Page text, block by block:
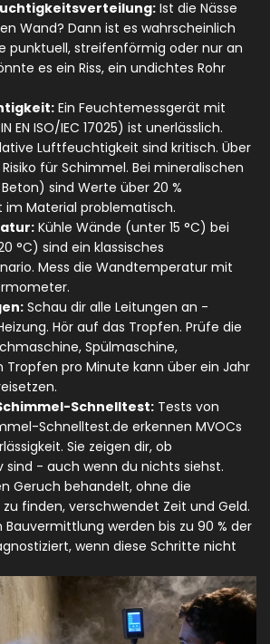
Ist die Nässe
Wand? Dann ist es wahrscheinlich
punktuell, streifenförmig oder nur an
es ein Riss, ein undichtes Rohr
Ein Feuchtemessgerät mit
EN ISO/IEC 17025) ist unerlässlich.
Luftfeuchtigkeit sind kritisch. Über
für Schimmel. Bei mineralischen
sind Werte über 20 %
im Material problematisch.
Kühle Wände (unter 15 °C) bei
°C) sind ein klassisches
Mess die Wandtemperatur mit
Schau dir alle Leitungen an -
Hör auf das Tropfen. Prüfe die
Spülmaschine,
Tropfen pro Minute kann über ein Jahr
Schnelltest: Tests von
Schnelltest.de erkennen MVOCs
Sie zeigen dir, ob
sind - auch wenn du nichts siehst.
Geruch behandelt, ohne die
finden, verschwendet Zeit und Geld.
werden bis zu 90 % der
wenn diese Schritte nicht